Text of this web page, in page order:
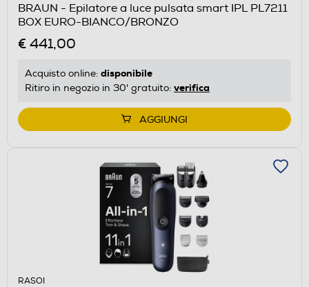
BRAUN - Epilatore a luce pulsata smart IPL PL7211
BOX EURO-BIANCO/BRONZO
€ 441,00
Acquisto online: disponibile
Ritiro in negozio in 30' gratuito: verifica
AGGIUNGI
RASOI